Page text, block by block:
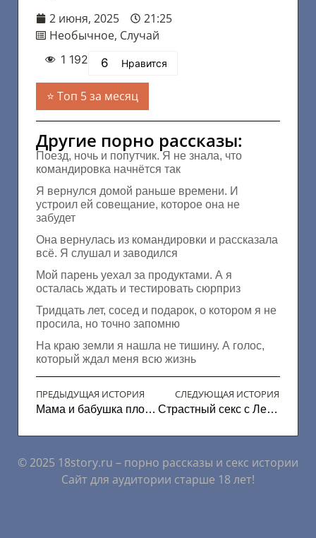
2 июня, 2025
21:25
Необычное, Случай
1 192 6 Нравится
Топ 5 за месяц
Другие порно рассказы:
Поезд, ночь и попутчик. Я не знала, что
командировка начнётся так
Я вернулся домой раньше времени. И
устроил ей совещание, которое она не
забудет
Она вернулась из командировки и рассказала
всё. Я слушал и заводился
Мой парень уехал за продуктами. А я
осталась ждать и тестировать сюрприз
Тридцать лет, сосед и подарок, о котором я не
просила, но точно запомню
На краю земли я нашла не тишину. А голос,
который ждал меня всю жизнь
ПРЕДЫДУЩАЯ ИСТОРИЯ
Мама и бабушка плохому ненаучат
СЛЕДУЮЩАЯ ИСТОРИЯ
Страстный секс с Ленкой
© 2025 18story.ru – порно рассказы и секс истории
Сайт для аудитории старше 18 лет!